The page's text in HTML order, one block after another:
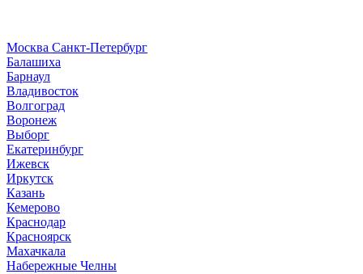
Москва Санкт-Петербург
Балашиха
Барнаул
Владивосток
Волгоград
Воронеж
Выборг
Екатеринбург
Ижевск
Иркутск
Казань
Кемерово
Краснодар
Красноярск
Махачкала
Набережные Челны